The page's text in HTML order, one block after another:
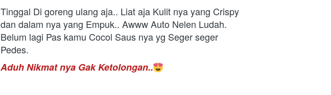
Tinggal Di goreng ulang aja.. Liat aja Kulit nya yang Crispy
dan dalam nya yang Empuk.. Awww Auto Nelen Ludah.
Belum lagi Pas kamu Cocol Saus nya yg Seger seger
Pedes.
Aduh Nikmat nya Gak Ketolongan..